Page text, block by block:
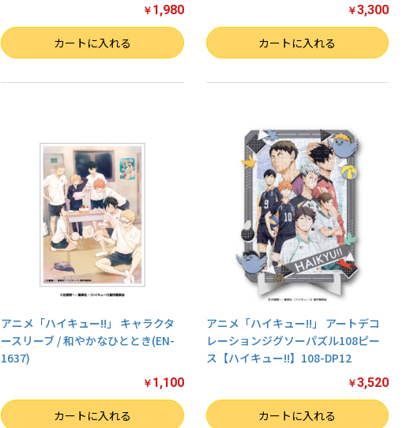
￥ 1,980
数量 カートに入れる
￥3,300
数量 カートに入れる
アニメ「ハイキュー!!」 キャラクタ
ースリーブ / 和やかなひととき(EN-
1637)
￥ 1,100
数量 カートに入れる
アニメ「ハイキュー!!」 アートデコ
レーションジグソーパズル108ピー
ス【ハイキュー!!】108-DP12
￥3,520
数量 カートに入れる